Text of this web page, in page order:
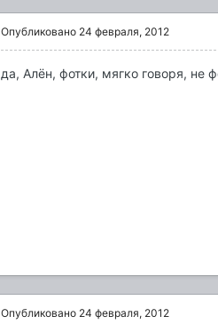
Опубликовано 24 февраля, 2012
да, Алён, фотки, мягко говоря, не
Опубликовано 24 февраля, 2012